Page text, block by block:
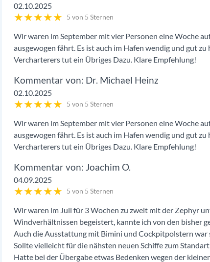
02.10.2025
★★★★★ 5 von 5 Sternen
Wir waren im September mit vier Personen eine Woche
ausgewogen fährt. Es ist auch im Hafen wendig und gut
Vercharterers tut ein Übriges Dazu. Klare Empfehlung!
Dr. Michael Heinz
02.10.2025
★★★★★ 5 von 5 Sternen
Wir waren im September mit vier Personen eine Woche
ausgewogen fährt. Es ist auch im Hafen wendig und gut
Vercharterers tut ein Übriges Dazu. Klare Empfehlung!
Joachim O.
04.09.2025
★★★★★ 5 von 5 Sternen
Wir waren im Juli für 3 Wochen zu zweit mit der Zephyr
Windverhältnissen begeistert, kannte ich von den bisher
Auch die Ausstattung mit Bimini und Cockpitpolstern war
Sollte vielleicht für die nähsten neuen Schiffe zum Standart
Hatte bei der Übergabe etwas Bedenken wegen der